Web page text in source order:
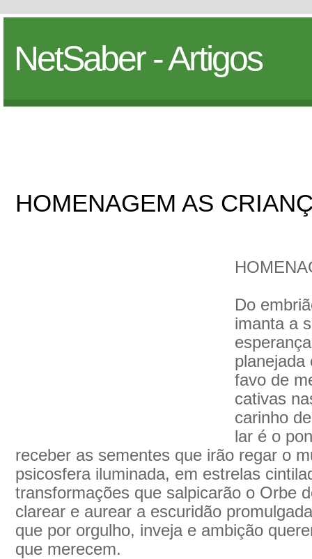
NetSaber - Artigos
HOMENAGEM AS
Do
imanta a
planejada
favo de
cativas
carinho
lar é o
receber as sementes que irão regar o
psicosfera iluminada, em estrelas
transformações que salpicarão o Orbe
clarear e aurear a escuridão
que por orgulho, inveja e ambição
que merecem.